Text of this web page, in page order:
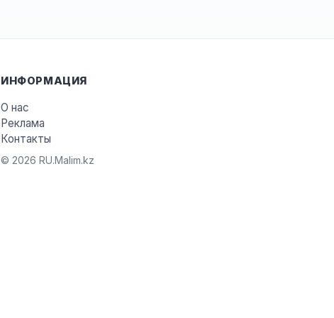
ИНФОРМАЦИЯ
О нас
Реклама
Контакты
© 2026 RU.Malim.kz